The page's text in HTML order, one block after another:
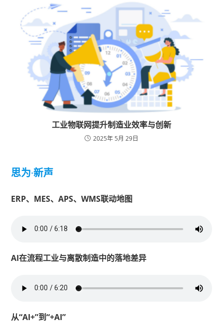
工业物联网提升制造业效率与创新
2025年 5月 29日
思为·新声
ERP、MES、APS、WMS联动地图
AI在流程工业与离散制造中的落地差异
从“AI+”到“+AI”